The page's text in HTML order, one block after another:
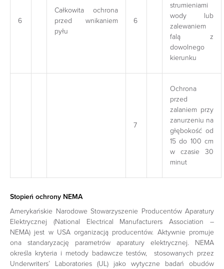
6
Całkowita ochrona
przed wnikaniem
pyłu
6
strumieniami
wody lub
zalewaniem
falą z
dowolnego
kierunku
7
Ochrona
przed
zalaniem przy
zanurzeniu na
głębokość od
15 do 100 cm
w czasie 30
minut
Stopień ochrony NEMA
Amerykańskie Narodowe Stowarzyszenie Producentów Aparatury
Elektrycznej (National Electrical Manufacturers Association –
NEMA) jest w USA organizacją producentów. Aktywnie promuje
ona standaryzację parametrów aparatury elektrycznej. NEMA
określa kryteria i metody badawcze testów, stosowanych przez
Underwriters’ Laboratories (UL) jako wytyczne badań obudów